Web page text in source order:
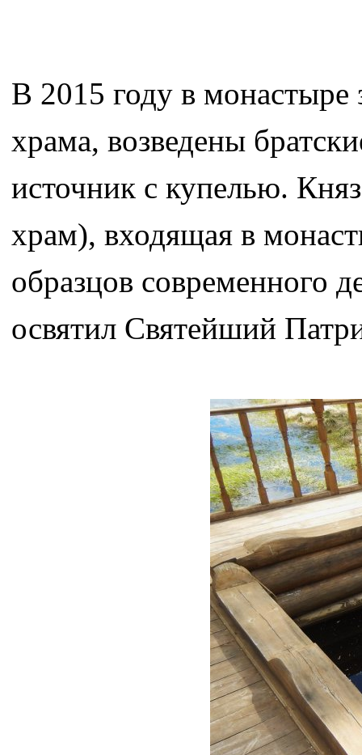
В 2015 году в монастыре
храма, возведены
источник с купелью.
храм), входящая в
образцов современного
освятил Святейший